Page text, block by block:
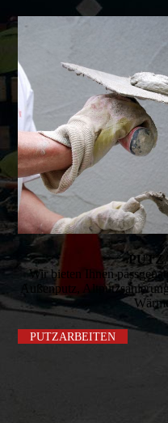
Wir bieten Ihnen
Außen­putz,
PUTZARBEITEN